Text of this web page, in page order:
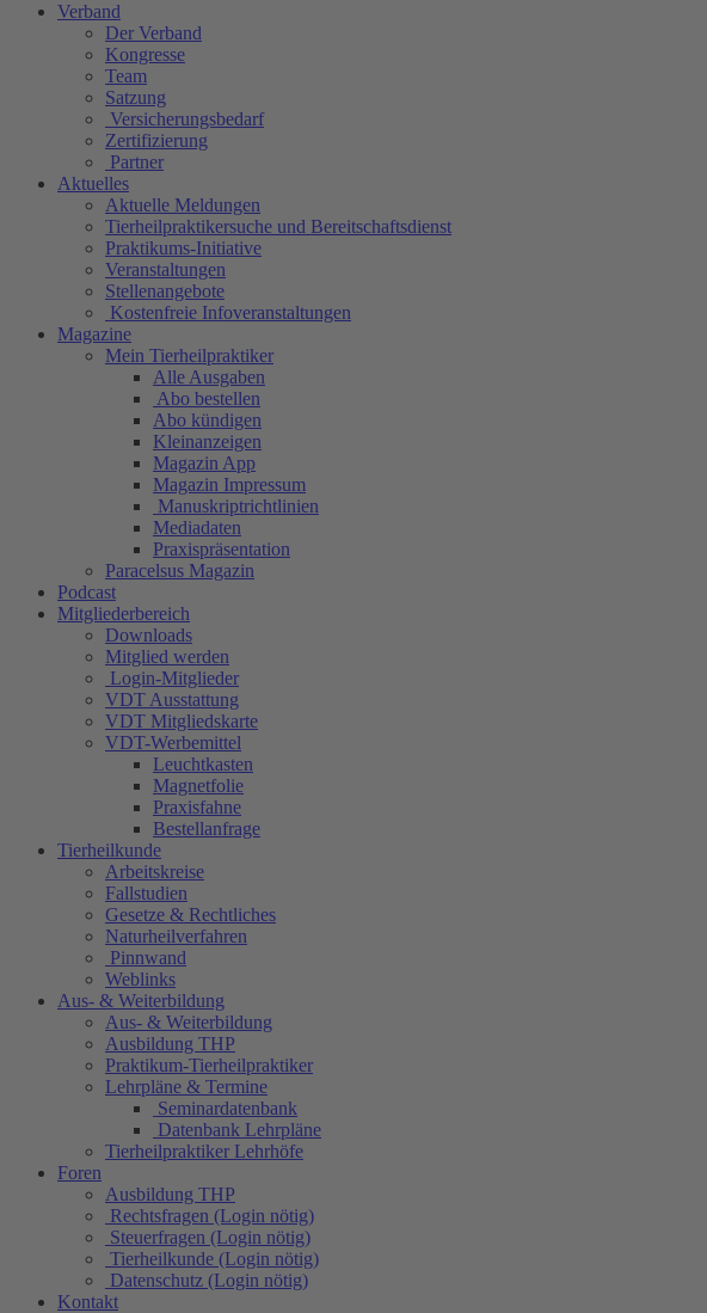
Verband
Der Verband
Kongresse
Team
Satzung
Versicherungsbedarf
Zertifizierung
Partner
Aktuelles
Aktuelle Meldungen
Tierheilpraktikersuche und Bereitschaftsdienst
Praktikums-Initiative
Veranstaltungen
Stellenangebote
Kostenfreie Infoveranstaltungen
Magazine
Mein Tierheilpraktiker
Alle Ausgaben
Abo bestellen
Abo kündigen
Kleinanzeigen
Magazin App
Magazin Impressum
Manuskriptrichtlinien
Mediadaten
Praxispräsentation
Paracelsus Magazin
Podcast
Mitgliederbereich
Downloads
Mitglied werden
Login-Mitglieder
VDT Ausstattung
VDT Mitgliedskarte
VDT-Werbemittel
Leuchtkasten
Magnetfolie
Praxisfahne
Bestellanfrage
Tierheilkunde
Arbeitskreise
Fallstudien
Gesetze & Rechtliches
Naturheilverfahren
Pinnwand
Weblinks
Aus- & Weiterbildung
Aus- & Weiterbildung
Ausbildung THP
Praktikum-Tierheilpraktiker
Lehrpläne & Termine
Seminardatenbank
Datenbank Lehrpläne
Tierheilpraktiker Lehrhöfe
Foren
Ausbildung THP
Rechtsfragen (Login nötig)
Steuerfragen (Login nötig)
Tierheilkunde (Login nötig)
Datenschutz (Login nötig)
Kontakt